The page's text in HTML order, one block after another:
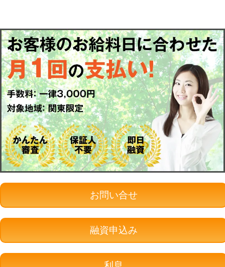
お問い合せ
融資申込み